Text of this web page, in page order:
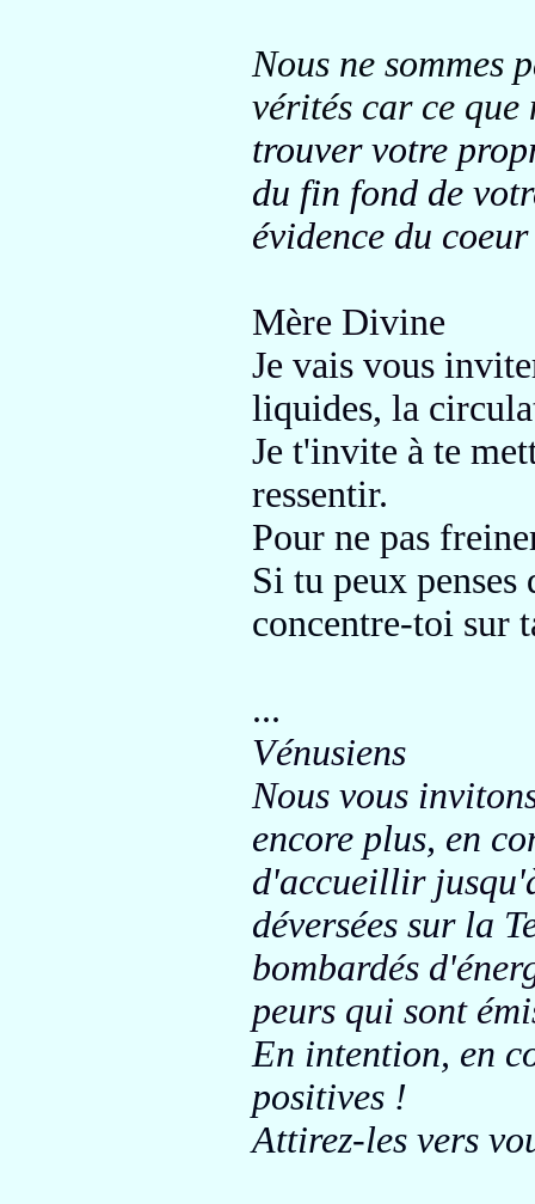
Nous ne
vérités car ce
trouver votre
du fin fond de
évidence du
Mère Divine
Je vais vous
liquides, la
Je t'invite à te
ressentir.
Pour ne pas
Si tu peux
concentre-toi sur
...
Vénusiens
Nous vous
encore plus, en
d'accueillir
déversées sur la
bombardés
peurs qui sont
En intention, en
positives !
Attirez-les vers